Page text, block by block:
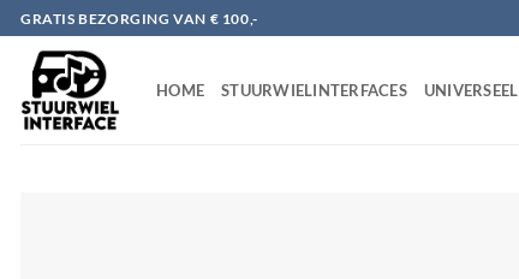
Ga
naar
inhoud
GRATIS BEZORGING VAN € 100,-
HOME STUURWIELINTERFACES UNIVERSEEL